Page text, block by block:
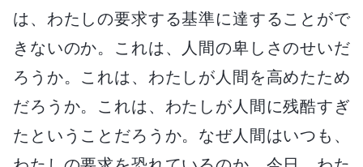
は、わたしの要求する基準に達することがで
きないのか。これは、人間の卑しさのせいだ
ろうか。これは、わたしが人間を高めたため
だろうか。これは、わたしが人間に残酷すぎ
たということだろうか。なぜ人間はいつも、